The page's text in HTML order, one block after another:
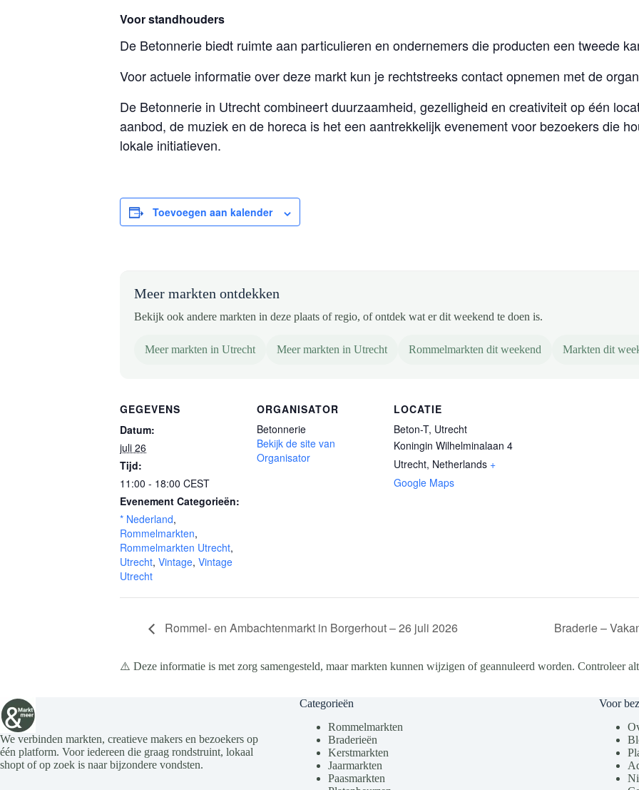
Voor standhouders
De Betonnerie biedt ruimte aan particulieren en ondernemers die producten een tweede
Voor actuele informatie over deze markt kun je rechtstreeks contact opnemen met de
De Betonnerie in Utrecht combineert duurzaamheid, gezelligheid en creativiteit op één
aanbod, de muziek en de horeca is het een aantrekkelijk evenement voor bezoekers die
lokale initiatieven.
Toevoegen aan kalender
Meer markten ontdekken
Bekijk ook andere markten in deze plaats of regio, of ontdek wat er dit weekend te doen is.
Meer markten in Utrecht Meer markten in Utrecht Rommelmarkten dit weekend Markten dit
GEGEVENS
Datum:
juli 26
Tijd:
11:00 - 18:00 CEST
Evenement Categorieën:
* Nederland,
Rommelmarkten,
Rommelmarkten Utrecht,
Utrecht, Vintage, Vintage
Utrecht
ORGANISATOR
Betonnerie
Bekijk de site van
Organisator
LOCATIE
Beton-T, Utrecht
Koningin Wilhelminalaan 4
Utrecht, Netherlands +
Google Maps
Rommel- en Ambachtenmarkt in Borgerhout – 26 juli 2026 Braderie –
⚠️ Deze informatie is met zorg samengesteld, maar markten kunnen wijzigen of geannuleerd worden. Controleer
We verbinden markten, creatieve makers en bezoekers op
één platform. Voor iedereen die graag rondstruint, lokaal
shopt of op zoek is naar bijzondere vondsten.
Categorieën
Rommelmarkten
Braderieën
Kerstmarkten
Jaarmarkten
Paasmarkten
Voor